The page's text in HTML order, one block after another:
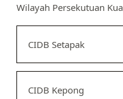
Wilayah Persekutuan
CIDB Setapak
CIDB Kepong